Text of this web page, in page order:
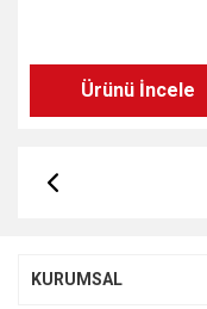
Ürünü İncele
KURUMSAL